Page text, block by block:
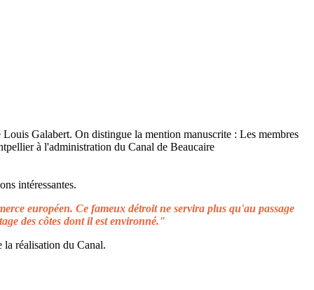
intéressantes.
européen. Ce fameux détroit ne servira plus qu'au passage
des côtes dont il est environné."
réalisation du Canal.